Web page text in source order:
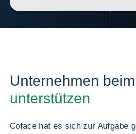
Unternehmen beim
unterstützen
Coface hat es sich zur Aufgabe